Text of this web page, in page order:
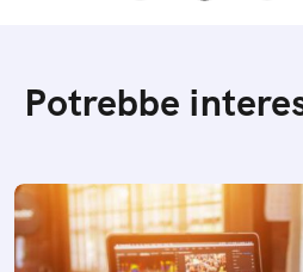
Potrebbe